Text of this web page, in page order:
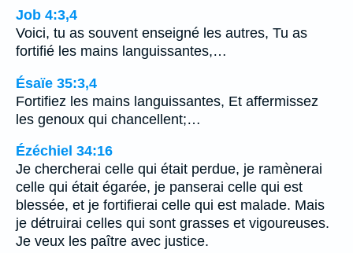
Job 4:3,4
Voici, tu as souvent enseigné les autres, Tu as
fortifié les mains languissantes,…
Ésaïe 35:3,4
Fortifiez les mains languissantes, Et affermissez
les genoux qui chancellent;…
Ézéchiel 34:16
Je chercherai celle qui était perdue, je ramènerai
celle qui était égarée, je panserai celle qui est
blessée, et je fortifierai celle qui est malade. Mais
je détruirai celles qui sont grasses et vigoureuses.
Je veux les paître avec justice.